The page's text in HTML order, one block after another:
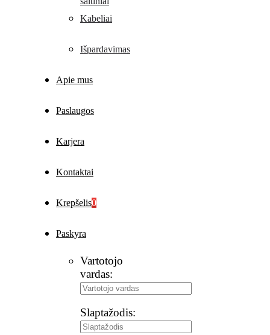
Kabeliai
Išpardavimas
Apie mus
Paslaugos
Karjera
Kontaktai
Krepšelis0
Paskyra
Vartotojo
vardas:
Slaptažodis: